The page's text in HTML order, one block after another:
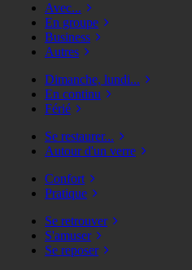
Avec...
En groupe
Business
Autres
Dimanche, lundi...
En continu
Férié
Se restaurer...
Autour d'un verre
Confort
Pratique
Se retrouver
S'amuser
Se reposer